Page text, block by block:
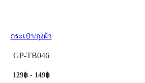
กระเป๋า/ถุงผ้า
GP-TB046
129฿ - 149฿